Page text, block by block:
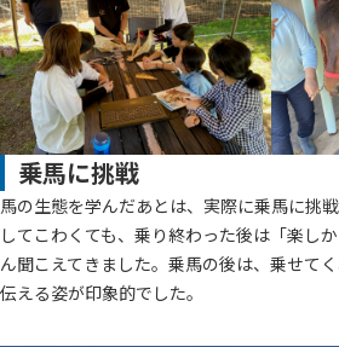
乗馬に挑戦
馬の生態を学んだあとは、実際に乗馬に挑
してこわくても、乗り終わった後は「楽し
ん聞こえてきました。乗馬の後は、乗せて
伝える姿が印象的でした。